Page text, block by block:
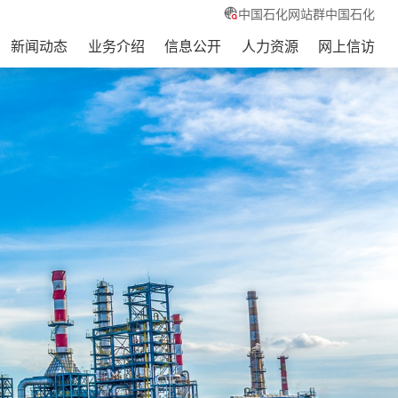
中国石化网站群中国石化
新闻动态 业务介绍 信息公开 人力资源 网上信访